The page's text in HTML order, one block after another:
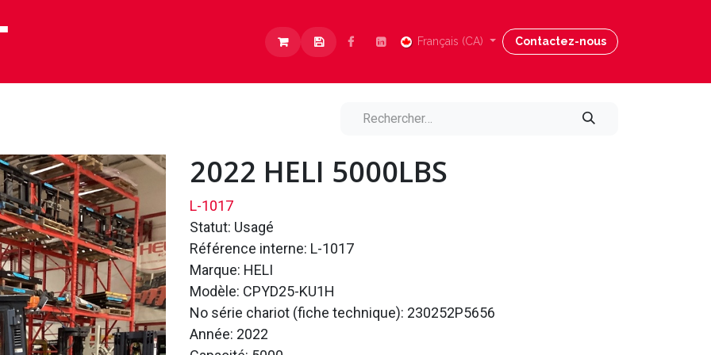
Carrières Nous joindre Blog Aide
Français (CA) Contactez-nous
2022 HELI 5000LBS
L-1017
Statut: Usagé
Référence interne: L-1017
Marque: HELI
Modèle: CPYD25-KU1H
No série chariot (fiche technique): 230252P5656
Année: 2022